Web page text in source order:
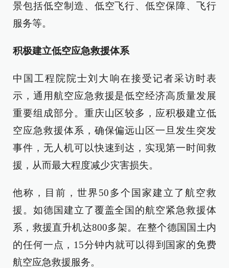
景包括低空制造、低空飞行、低空保障、飞行
服务等。
积极建立低空应急救援体系
中国工程院院士刘大响在接受记者采访时表
示，通用航空应急救援是低空经济高质量发展
重要组成部分。重庆山区较多，应积极建立低
空应急救援体系，确保偏远山区一旦发生突发
事件，无人机可以快速到达，实现第一时间救
援，从而最大程度减少灾害损失。
他称，目前，世界50多个国家建立了航空救
援。如德国建立了覆盖全国的航空紧急救援体
系，救援直升机达800多架。在整个德国国土内
的任何一点，15分钟内就可以得到国家的免费
航空应急救援服务。